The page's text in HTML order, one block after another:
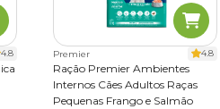
4.8 Premier 4.8
Ração Premier Ambientes
Internos Cães Adultos Raças
Pequenas Frango e Salmão